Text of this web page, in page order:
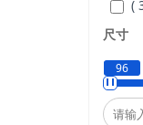
(
(
(
(
(
尺寸
96